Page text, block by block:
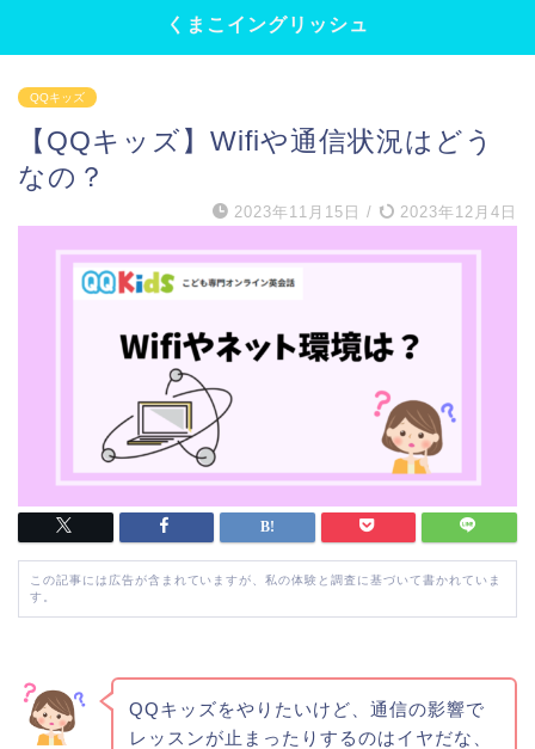
くまこイングリッシュ
QQキッズ
【QQキッズ】Wifiや通信状況はどう
なの？
2023年11月15日 / 2023年12月4日
この記事には広告が含まれていますが、私の体験と調査に基づいて書かれていま
す。
QQキッズをやりたいけど、通信の影響で
レッスンが止まったりするのはイヤだな、